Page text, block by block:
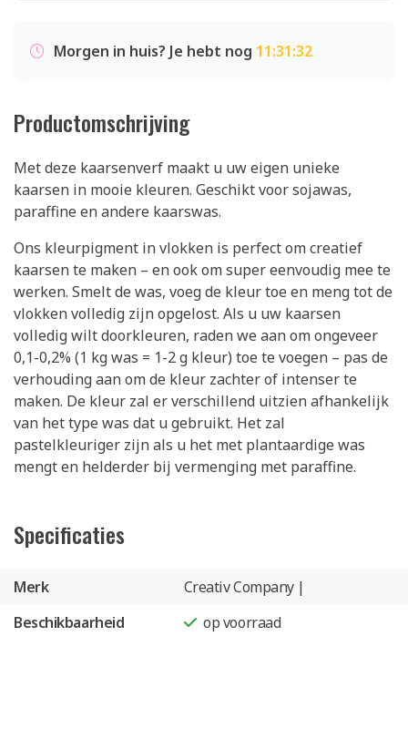
Morgen in huis? Je hebt nog 11:31:31
Productomschrijving
Met deze kaarsenverf maakt u uw eigen unieke
kaarsen in mooie kleuren. Geschikt voor sojawas,
paraffine en andere kaarswas.
Ons kleurpigment in vlokken is perfect om creatief
kaarsen te maken – en ook om super eenvoudig mee te
werken. Smelt de was, voeg de kleur toe en meng tot de
vlokken volledig zijn opgelost. Als u uw kaarsen
volledig wilt doorkleuren, raden we aan om ongeveer
0,1-0,2% (1 kg was = 1-2 g kleur) toe te voegen – pas de
verhouding aan om de kleur zachter of intenser te
maken. De kleur zal er verschillend uitzien afhankelijk
van het type was dat u gebruikt. Het zal
pastelkleuriger zijn als u het met plantaardige was
mengt en helderder bij vermenging met paraffine.
Specificaties
Merk
Creativ Company |
Beschikbaarheid
op voorraad